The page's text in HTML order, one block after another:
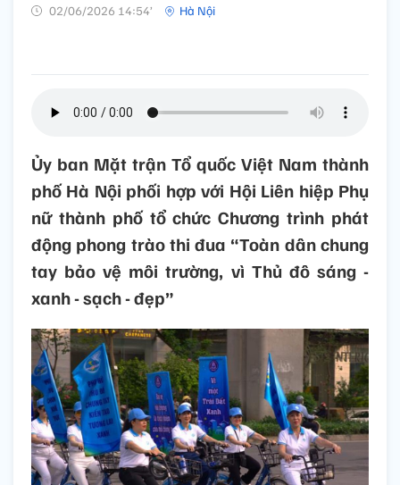
02/06/2026 14:54’ Hà Nội
Ủy ban Mặt trận Tổ quốc Việt Nam thành
phố Hà Nội phối hợp với Hội Liên hiệp Phụ
nữ thành phố tổ chức Chương trình phát
động phong trào thi đua “Toàn dân chung
tay bảo vệ môi trường, vì Thủ đô sáng -
xanh - sạch - đẹp”